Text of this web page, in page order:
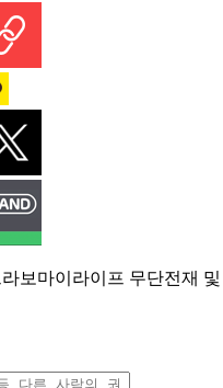
보마이라이프 무단전재